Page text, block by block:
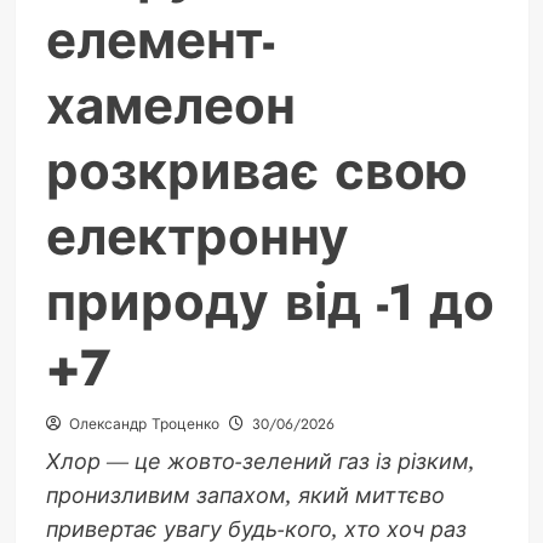
елемент-
хамелеон
розкриває свою
електронну
природу від -1 до
+7
Олександр Троценко 30/06/2026
Хлор — це жовто-зелений газ із різким,
пронизливим запахом, який миттєво
привертає увагу будь-кого, хто хоч раз